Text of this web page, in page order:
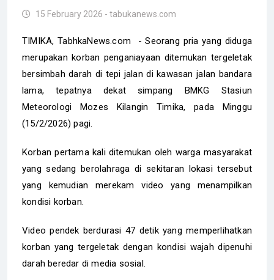
15 February 2026 - tabukanews.com
TIMIKA, TabhkaNews.com - Seorang pria yang diduga
merupakan korban penganiayaan ditemukan tergeletak
bersimbah darah di tepi jalan di kawasan jalan bandara
lama, tepatnya dekat simpang BMKG Stasiun
Meteorologi Mozes Kilangin Timika, pada Minggu
(15/2/2026) pagi.
Korban pertama kali ditemukan oleh warga masyarakat
yang sedang berolahraga di sekitaran lokasi tersebut
yang kemudian merekam video yang menampilkan
kondisi korban.
Video pendek berdurasi 47 detik yang memperlihatkan
korban yang tergeletak dengan kondisi wajah dipenuhi
darah beredar di media sosial.